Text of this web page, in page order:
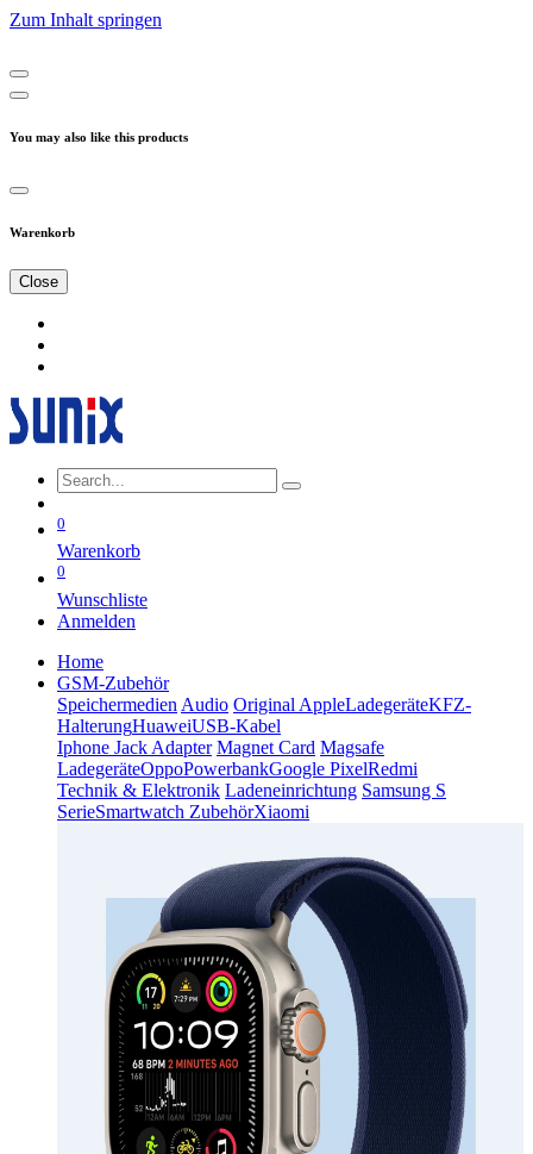
Zum Inhalt springen
You may also like this products
Warenkorb
Close
0
Warenkorb
0
Wunschliste
Anmelden
Home
GSM-Zubehör
Speichermedien Audio Original AppleLadegeräteKFZ-
HalterungHuaweiUSB-Kabel
Iphone Jack Adapter Magnet Card Magsafe
LadegeräteOppoPowerbankGoogle PixelRedmi
Technik & Elektronik Ladeneinrichtung Samsung S
SerieSmartwatch ZubehörXiaomi